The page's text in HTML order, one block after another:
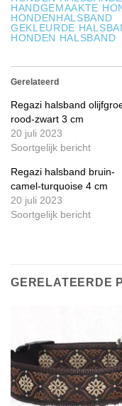
HANDGEMAAKTE
HONDENHALSBAND
GEKLEURDE
HONDEN HALSBAND
Gerelateerd
Regazi halsband
rood-zwart 3 cm
20 juli 2023
Soortgelijk bericht
Regazi halsband bruin-
camel-turquoise 4 cm
20 juli 2023
Soortgelijk bericht
GERELATEERDE